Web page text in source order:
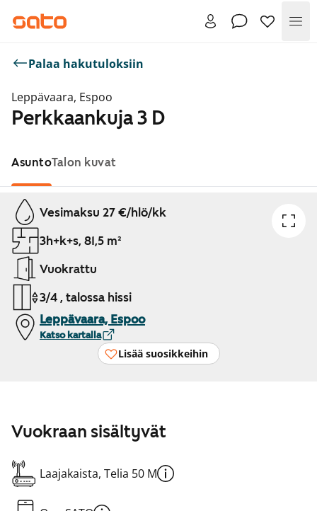
Palaa hakutuloksiin
Leppävaara, Espoo
Perkkaankuja 3 D
AsuntoTalon kuvat
Näytetään dia 1 / 1
Vesimaksu 27 €/hlö/kk
3h+k+s, 81,5 m²
Vuokrattu
3/4 , talossa hissi
Leppävaara, Espoo
Katso kartalla
Lisää suosikkeihin
Vuokraan sisältyvät
Laajakaista, Telia 50 M